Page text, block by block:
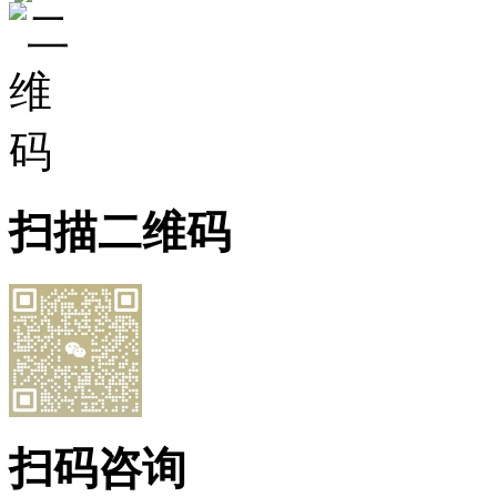
扫描二维码
扫码咨询